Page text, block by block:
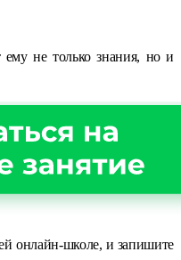
не только знания, но и
онлайн-школе, и запишите